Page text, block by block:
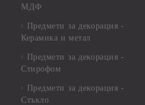
МДФ
Предмети за декорация -
Керамика и метал
Предмети за декорация -
Стирофом
Предмети за декорация -
Стъкло